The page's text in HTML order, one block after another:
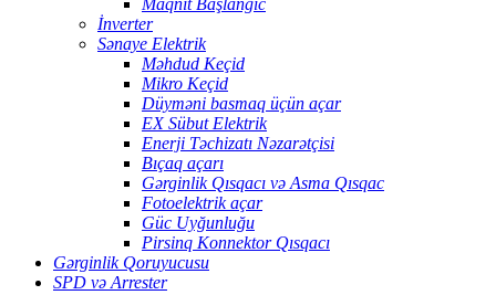
Maqnit Başlanğıc
İnverter
Sənaye Elektrik
Məhdud Keçid
Mikro Keçid
Düyməni basmaq üçün açar
EX Sübut Elektrik
Enerji Təchizatı Nəzarətçisi
Bıçaq açarı
Gərginlik Qısqacı və Asma Qısqac
Fotoelektrik açar
Güc Uyğunluğu
Pirsinq Konnektor Qısqacı
Gərginlik Qoruyucusu
SPD və Arrester